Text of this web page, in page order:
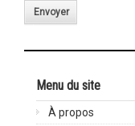
Envoyer
Menu du site
À propos